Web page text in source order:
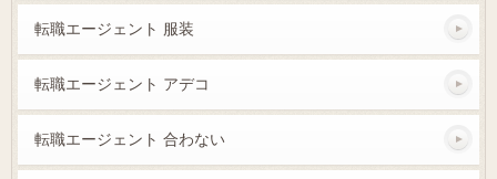
転職エージェント 服装
転職エージェント アデコ
転職エージェント 合わない